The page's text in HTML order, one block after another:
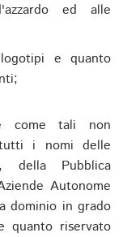
ed alle
e quanto
come tali non
tutti i nomi delle
della Pubblica
Autonome
dominio in grado
quanto riservato